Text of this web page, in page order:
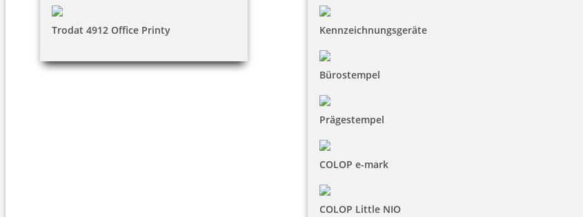
Trodat 4912 Office Printy Kennzeichnungsgeräte
Bürostempel
Prägestempel
COLOP e-mark
COLOP Little NIO